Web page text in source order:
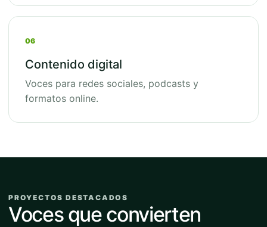
06
Contenido digital
Voces para redes sociales, podcasts y
formatos online.
PROYECTOS DESTACADOS
Voces que convierten